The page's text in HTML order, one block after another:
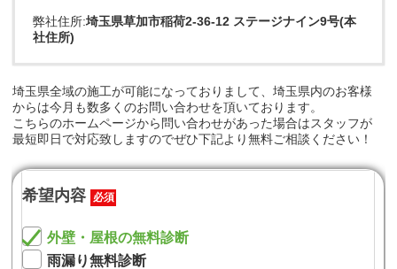
弊社住所:埼玉県草加市稲荷2-36-12 ステージナイン9号(本
社住所)
埼玉県全域の施工が可能になっておりまして、埼玉県内のお客様
からは今月も数多くのお問い合わせを頂いております。
こちらのホームページから問い合わせがあった場合はスタッフが
最短即日で対応致しますのでぜひ下記より無料ご相談ください！
希望内容 必須
外壁・屋根の無料診断
雨漏り無料診断